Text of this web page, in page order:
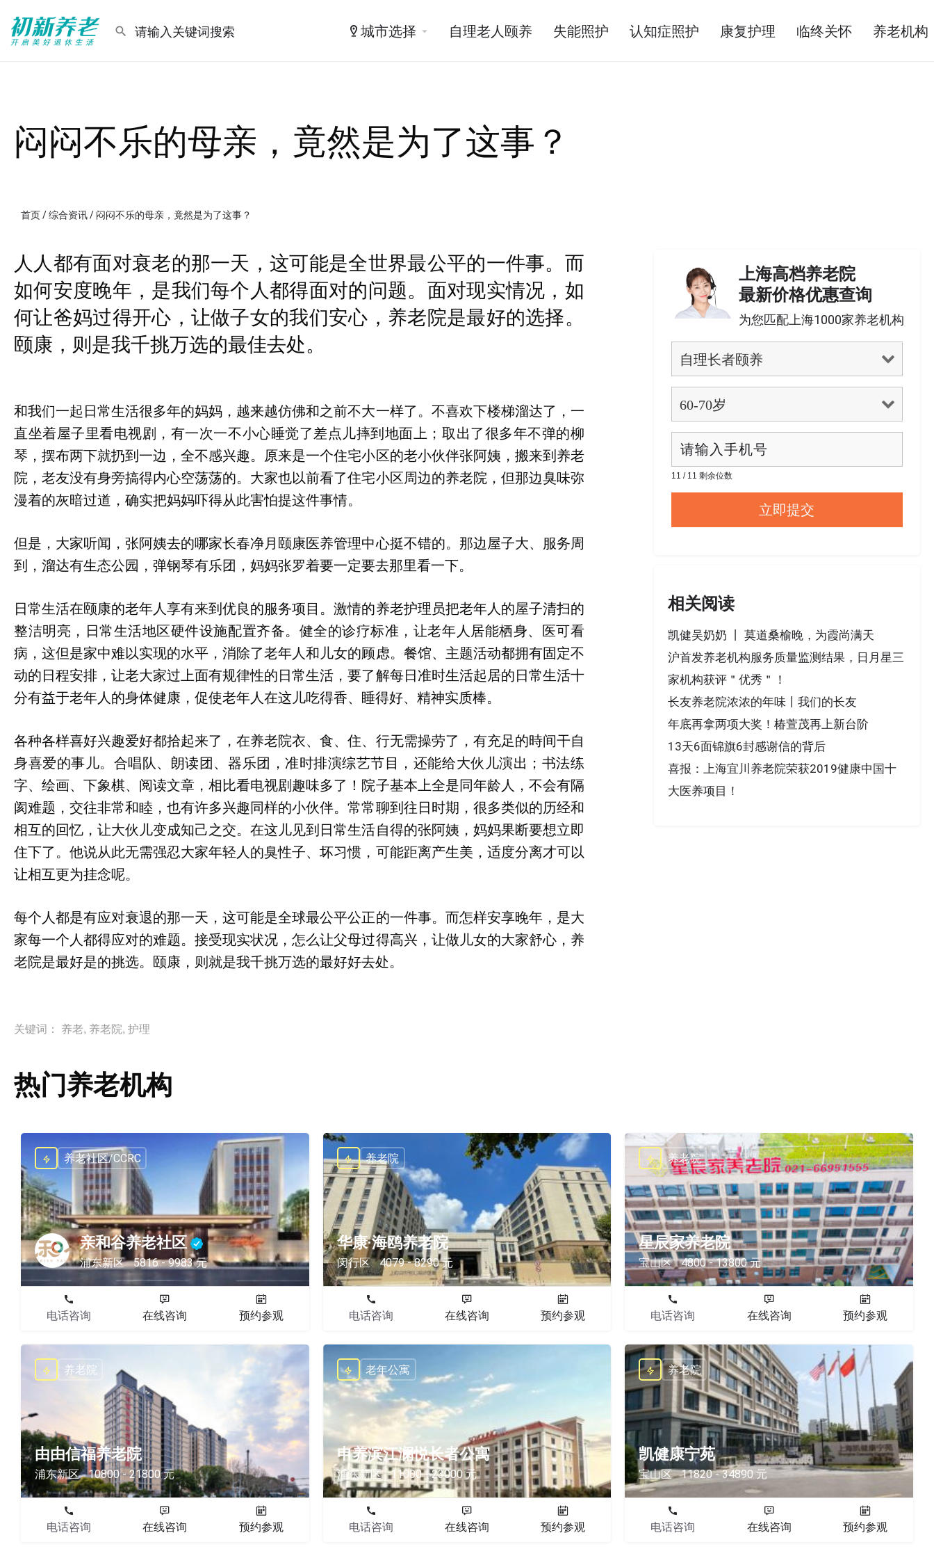
城市选择 自理老人颐养 失能照护 认知症照护 康复护理 临终关怀 养老机构
闷闷不乐的母亲，竟然是为了这事？
首页/综合资讯/ 闷闷不乐的母亲，竟然是为了这事？
人人都有面对衰老的那一天，这可能是全世界最公平的一件事。而
如何安度晚年，是我们每个人都得面对的问题。面对现实情况，如
何让爸妈过得开心，让做子女的我们安心，养老院是最好的选择。
颐康，则是我千挑万选的最佳去处。
和我们一起日常生活很多年的妈妈，越来越仿佛和之前不大一样了。不喜欢下楼梯溜达了，一
直坐着屋子里看电视剧，有一次一不小心睡觉了差点儿摔到地面上；取出了很多年不弹的柳
琴，摆布两下就扔到一边，全不感兴趣。原来是一个住宅小区的老小伙伴张阿姨，搬来到养老
院，老友没有身旁搞得内心空荡荡的。大家也以前看了住宅小区周边的养老院，但那边臭味弥
漫着的灰暗过道，确实把妈妈吓得从此害怕提这件事情。
但是，大家听闻，张阿姨去的哪家长春净月颐康医养管理中心挺不错的。那边屋子大、服务周
到，溜达有生态公园，弹钢琴有乐团，妈妈张罗着要一定要去那里看一下。
日常生活在颐康的老年人享有来到优良的服务项目。激情的养老护理员把老年人的屋子清扫的
整洁明亮，日常生活地区硬件设施配置齐备。健全的诊疗标准，让老年人居能栖身、医可看
病，这但是家中难以实现的水平，消除了老年人和儿女的顾虑。餐馆、主题活动都拥有固定不
动的日程安排，让老大家过上面有规律性的日常生活，要了解每日准时生活起居的日常生活十
分有益于老年人的身体健康，促使老年人在这儿吃得香、睡得好、精神实质棒。
各种各样喜好兴趣爱好都拾起来了，在养老院衣、食、住、行无需操劳了，有充足的時间干自
身喜爱的事儿。合唱队、朗读团、器乐团，准时排演综艺节目，还能给大伙儿演出；书法练
字、绘画、下象棋、阅读文章，相比看电视剧趣味多了！院子基本上全是同年龄人，不会有隔
阂难题，交往非常和睦，也有许多兴趣同样的小伙伴。常常聊到往日时期，很多类似的历经和
相互的回忆，让大伙儿变成知己之交。在这儿见到日常生活自得的张阿姨，妈妈果断要想立即
住下了。他说从此无需强忍大家年轻人的臭性子、坏习惯，可能距离产生美，适度分离才可以
让相互更为挂念呢。
每个人都是有应对衰退的那一天，这可能是全球最公平公正的一件事。而怎样安享晚年，是大
家每一个人都得应对的难题。接受现实状况，怎么让父母过得高兴，让做儿女的大家舒心，养
老院是最好是的挑选。颐康，则就是我千挑万选的最好好去处。
关键词： 养老, 养老院, 护理
上海高档养老院
最新价格优惠查询
为您匹配上海1000家养老机构
11 / 11 剩余位数
相关阅读
凯健吴奶奶 丨 莫道桑榆晚，为霞尚满天
沪首发养老机构服务质量监测结果，日月星三
家机构获评＂优秀＂！
长友养老院浓浓的年味丨我们的长友
年底再拿两项大奖！椿萱茂再上新台阶
13天6面锦旗6封感谢信的背后
喜报：上海宜川养老院荣获2019健康中国十
大医养项目！
热门养老机构
亲和谷养老社区
浦东新区 5816 - 9983 元
养老社区/CCRC
电话咨询 在线咨询 预约参观
华康·海鸥养老院
闵行区 4079 - 8290 元
养老院
电话咨询 在线咨询 预约参观
星辰家养老院
宝山区 4800 - 13800 元
养老院
电话咨询 在线咨询 预约参观
由由信福养老院
浦东新区 10800 - 21800 元
养老院
电话咨询 在线咨询 预约参观
申养滨江澜悦长者公寓
浦东新区 11000 - 23000 元
老年公寓
电话咨询 在线咨询 预约参观
凯健康宁苑
宝山区 11820 - 34890 元
养老院
电话咨询 在线咨询 预约参观